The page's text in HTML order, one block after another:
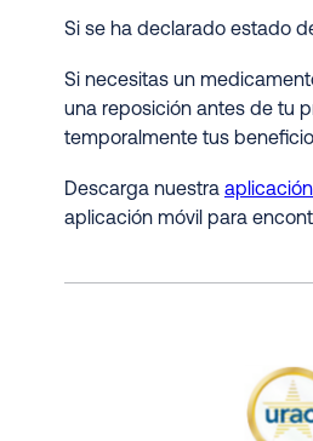
Si se ha declarado estado
Si necesitas un
una reposición antes de tu
temporalmente tus
Descarga nuestra
aplicación móvil para